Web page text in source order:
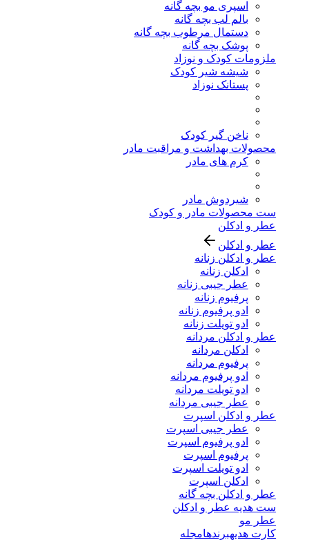
اسپری مو بچه گانه
بالم لب بچه گانه
دستمال مرطوب بچه گانه
پوشک بچه گانه
ملزومات کودک و نوزاد
شیشه شیر کودک
پستانک نوزاد
ناخن گیر کودک
محصولات بهداشت و مراقبت مادر
کرم های مادر
شیردوش مادر
ست محصولات مادر و کودک
عطر و ادکلن
عطر و ادکلن
عطر و ادکلن زنانه
ادکلن زنانه
عطر جیبی زنانه
پرفیوم زنانه
ادو پرفیوم زنانه
ادو تویلت زنانه
عطر و ادکلن مردانه
ادکلن مردانه
پرفیوم مردانه
ادو پرفیوم مردانه
ادو تویلت مردانه
عطر جیبی مردانه
عطر و ادکلن اسپرت
عطر جیبی اسپرت
ادو پرفیوم اسپرت
پرفیوم اسپرت
ادو تویلت اسپرت
ادکلن اسپرت
عطر و ادکلن بچه گانه
ست هدیه عطر و ادکلن
عطر مو
کارت هدیهبرندهامجله